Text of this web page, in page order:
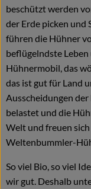
beschützt werden
der Erde picken und
führen die Hühner
beflügelndste
Hühnermobil, das
das ist gut für Land
Ausscheidungen
belastet und die
Welt und freuen
Weltenbummler-
So viel Bio, so viel
wir gut. Deshalb